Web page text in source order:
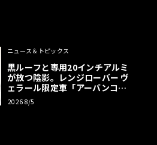
ニュース＆トピックス
黒ルーフと専用20インチアルミ
が放つ陰影。レンジローバー ヴ
ェラール限定車「アーバンコン
トラスト・エディション」登場
2026 8/5